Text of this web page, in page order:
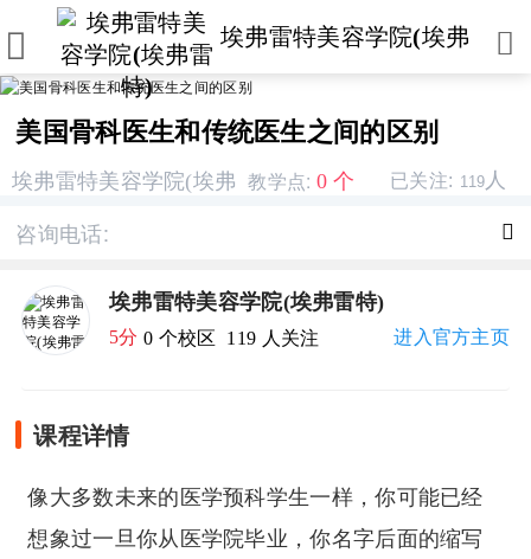
埃弗雷特美容学院(埃弗
 
美国骨科医生和传统医生之间的区别
埃弗雷特美容学院(埃弗 教学点: 0 个 已关注: 119 人
咨询电话: 
埃弗雷特美容学院(埃弗雷特)
5分 0 个校区 119 人关注 进入官方主页
课程详情
像大多数未来的医学预科学生一样，你可能已经
想象过一旦你从医学院毕业，你名字后面的缩写